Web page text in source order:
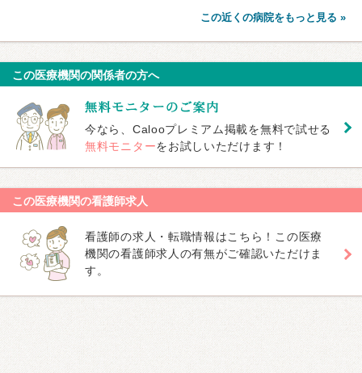
この近くの病院をもっと見る »
この医療機関の関係者の方へ
今なら、Calooプレミアム掲載を無料で試せる
無料モニターをお試しいただけます！
この医療機関の看護師求人
看護師の求人・転職情報はこちら！この医療
機関の看護師求人の有無がご確認いただけま
す。